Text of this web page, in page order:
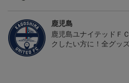
鹿児島
鹿児島ユナイテッドＦ
クしたい方に！全グッ